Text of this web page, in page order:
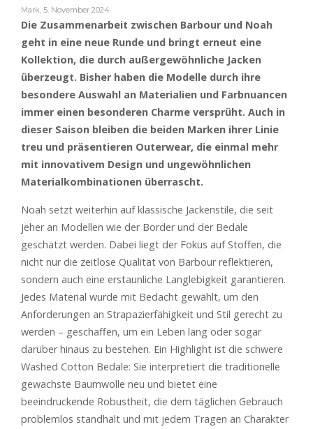
Mark, 5. November 2024
Die Zusammenarbeit zwischen Barbour und Noah
geht in eine neue Runde und bringt erneut eine
Kollektion, die durch außergewöhnliche Jacken
überzeugt. Bisher haben die Modelle durch ihre
besondere Auswahl an Materialien und Farbnuancen
immer einen besonderen Charme versprüht. Auch in
dieser Saison bleiben die beiden Marken ihrer Linie
treu und präsentieren Outerwear, die einmal mehr
mit innovativem Design und ungewöhnlichen
Materialkombinationen überrascht.
Noah setzt weiterhin auf klassische Jackenstile, die seit
jeher an Modellen wie der Border und der Bedale
geschätzt werden. Dabei liegt der Fokus auf Stoffen, die
nicht nur die zeitlose Qualität von Barbour reflektieren,
sondern auch eine erstaunliche Langlebigkeit garantieren.
Jedes Material wurde mit Bedacht gewählt, um den
Anforderungen an Strapazierfähigkeit und Stil gerecht zu
werden – geschaffen, um ein Leben lang oder sogar
darüber hinaus zu bestehen. Ein Highlight ist die schwere
Washed Cotton Bedale: Sie interpretiert die traditionelle
gewachste Baumwolle neu und bietet eine
beeindruckende Robustheit, die dem täglichen Gebrauch
problemlos standhält und mit jedem Tragen an Charakter